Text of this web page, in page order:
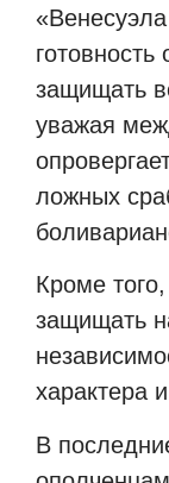
готовность
защищать
уважая
ложных
Кроме
защищать
характера
В